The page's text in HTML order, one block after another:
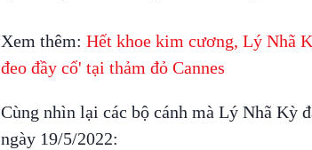
Xem thêm: Hết khoe kim cương, Lý Nhã
đeo đầy cổ' tại thảm đỏ Cannes
Cùng nhìn lại các bộ cánh mà Lý Nhã Kỳ
ngày 19/5/2022: